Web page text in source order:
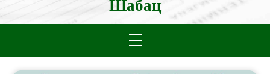
Шабац
Menu